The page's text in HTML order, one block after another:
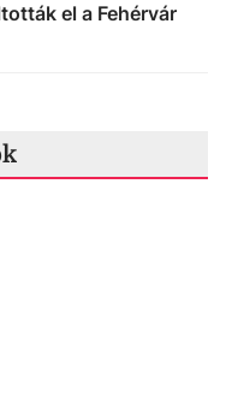
el a Fehérvár